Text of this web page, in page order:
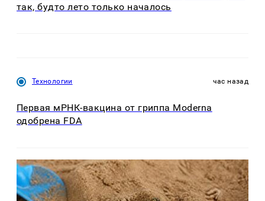
так, будто лето только началось
Технологии час назад
Первая мРНК-вакцина от гриппа Moderna
одобрена FDA